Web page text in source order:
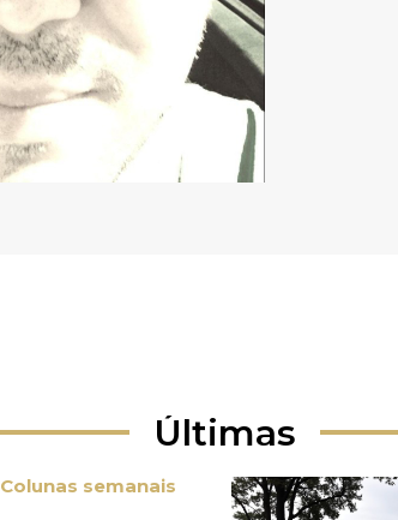
Últimas
Colunas semanais